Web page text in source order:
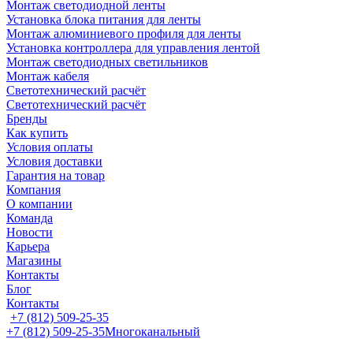
Монтаж светодиодной ленты
Установка блока питания для ленты
Монтаж алюминиевого профиля для ленты
Установка контроллера для управления лентой
Монтаж светодиодных светильников
Монтаж кабеля
Светотехнический расчёт
Светотехнический расчёт
Бренды
Как купить
Условия оплаты
Условия доставки
Гарантия на товар
Компания
О компании
Команда
Новости
Карьера
Магазины
Контакты
Блог
Контакты
+7 (812) 509-25-35
+7 (812) 509-25-35Многоканальный